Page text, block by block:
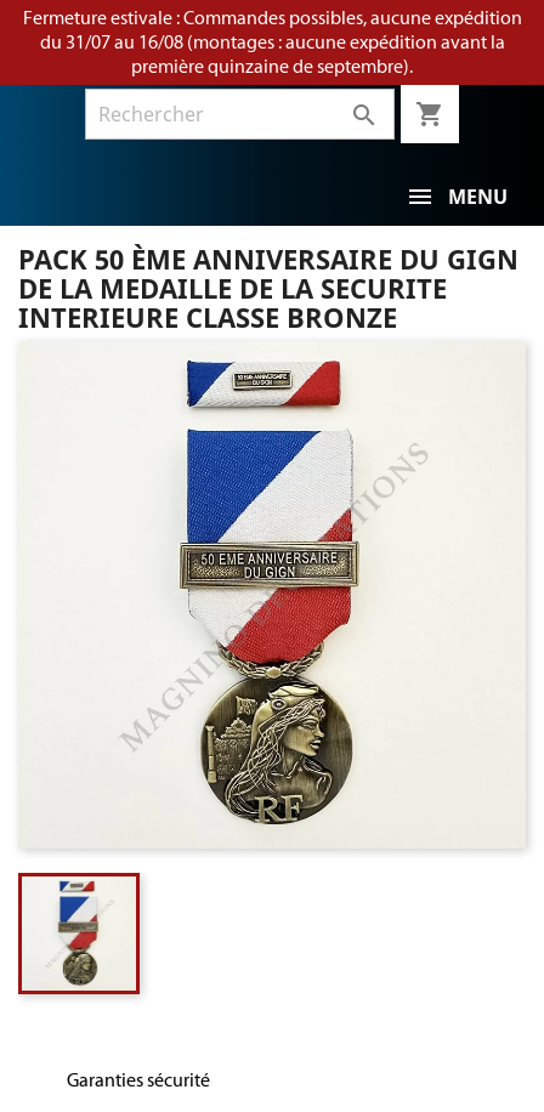
Fermeture estivale : Commandes possibles, aucune expédition
du 31/07 au 16/08 (montages : aucune expédition avant la
première quinzaine de septembre).
 shopping_cart
MENU
PACK 50 ÈME ANNIVERSAIRE DU GIGN
DE LA MEDAILLE DE LA SECURITE
INTERIEURE CLASSE BRONZE
Garanties sécurité